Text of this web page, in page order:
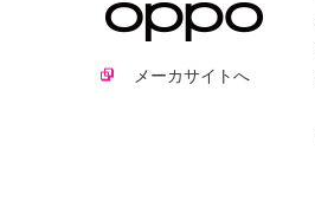
メーカサイトへ